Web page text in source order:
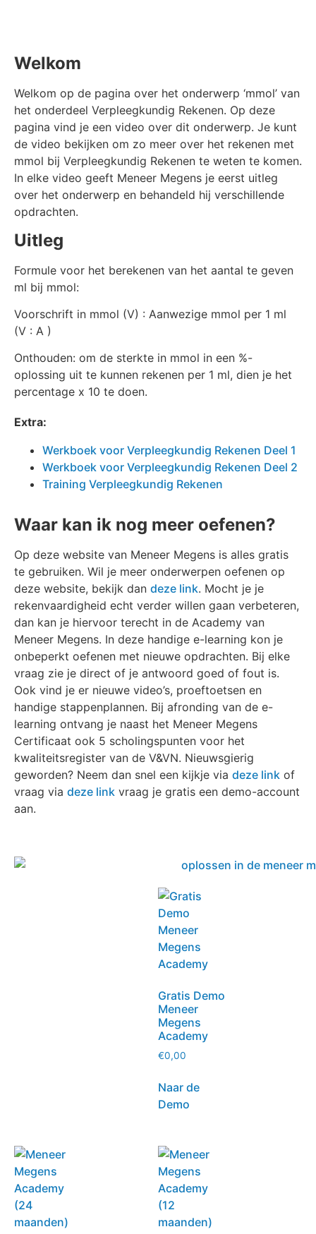
Welkom
Welkom op de pagina over het onderwerp ‘mmol’ van
het onderdeel Verpleegkundig Rekenen. Op deze
pagina vind je een video over dit onderwerp. Je kunt
de video bekijken om zo meer over het rekenen met
mmol bij Verpleegkundig Rekenen te weten te komen.
In elke video geeft Meneer Megens je eerst uitleg
over het onderwerp en behandeld hij verschillende
opdrachten.
Uitleg
Formule voor het berekenen van het aantal te geven
ml bij mmol:
Voorschrift in mmol (V) : Aanwezige mmol per 1 ml
(V : A )
Onthouden: om de sterkte in mmol in een %-
oplossing uit te kunnen rekenen per 1 ml, dien je het
percentage x 10 te doen.
Extra:
Werkboek voor Verpleegkundig Rekenen Deel 1
Werkboek voor Verpleegkundig Rekenen Deel 2
Training Verpleegkundig Rekenen
Waar kan ik nog meer oefenen?
Op deze website van Meneer Megens is alles gratis
te gebruiken. Wil je meer onderwerpen oefenen op
deze website, bekijk dan deze link. Mocht je je
rekenvaardigheid echt verder willen gaan verbeteren,
dan kan je hiervoor terecht in de Academy van
Meneer Megens. In deze handige e-learning kon je
onbeperkt oefenen met nieuwe opdrachten. Bij elke
vraag zie je direct of je antwoord goed of fout is.
Ook vind je er nieuwe video’s, proeftoetsen en
handige stappenplannen. Bij afronding van de e-
learning ontvang je naast het Meneer Megens
Certificaat ook 5 scholingspunten voor het
kwaliteitsregister van de V&VN. Nieuwsgierig
geworden? Neem dan snel een kijkje via deze link of
vraag via deze link vraag je gratis een demo-account
aan.
Gratis Demo
Meneer
Megens
Academy
€0,00
Naar de
Demo